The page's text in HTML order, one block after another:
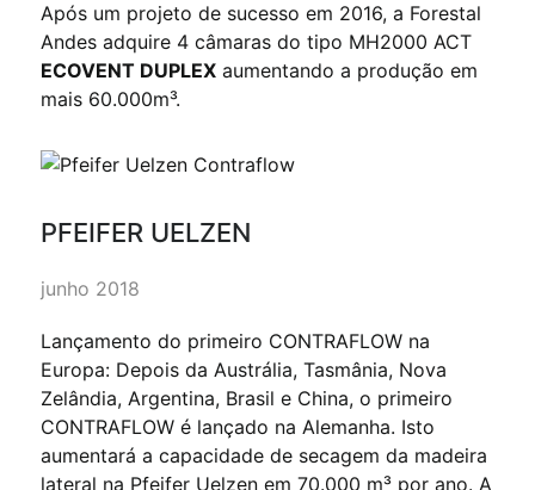
Após um projeto de sucesso em 2016, a Forestal
Andes adquire 4 câmaras do tipo MH2000 ACT
ECOVENT DUPLEX aumentando a produção em
mais 60.000m³.
PFEIFER UELZEN
junho 2018
Lançamento do primeiro CONTRAFLOW na
Europa: Depois da Austrália, Tasmânia, Nova
Zelândia, Argentina, Brasil e China, o primeiro
CONTRAFLOW é lançado na Alemanha. Isto
aumentará a capacidade de secagem da madeira
lateral na Pfeifer Uelzen em 70.000 m³ por ano. A